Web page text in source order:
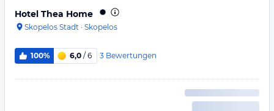
Hotel Thea Home
Skopelos Stadt · Skopelos
100% 6,0 / 6 3 Bewertungen